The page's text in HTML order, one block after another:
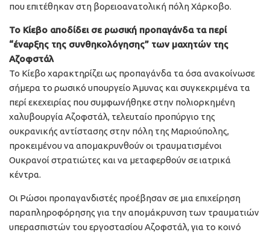
που επιτέθηκαν στη βορειοανατολική πόλη Χάρκοβο.
Το Κίεβο αποδίδει σε ρωσική προπαγάνδα τα περί
“έναρξης της συνθηκολόγησης” των μαχητών της
Αζοφστάλ
Το Κίεβο χαρακτηρίζει ως προπαγάνδα τα όσα ανακοίνωσε
σήμερα το ρωσικό υπουργείο Άμυνας και συγκεκριμένα τα
περί εκεχειρίας που συμφωνήθηκε στην πολιορκημένη
χαλυβουργία Αζοφστάλ, τελευταίο προπύργιο της
ουκρανικής αντίστασης στην πόλη της Μαριούπολης,
προκειμένου να απομακρυνθούν οι τραυματισμένοι
Ουκρανοί στρατιώτες και να μεταφερθούν σε ιατρικά
κέντρα.
Οι Ρώσοι προπαγανδιστές προέβησαν σε μια επιχείρηση
παραπληροφόρησης για την απομάκρυνση των τραυματιών
υπερασπιστών του εργοστασίου Αζοφστάλ, για το κοινό